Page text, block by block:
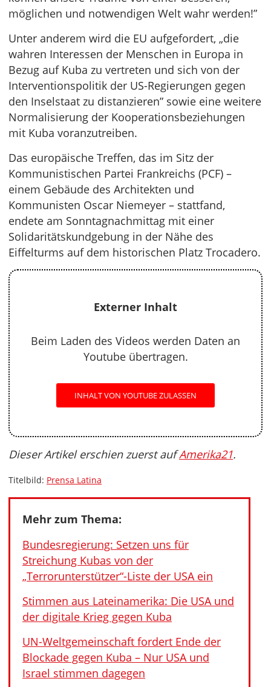
möglichen und notwendigen Welt wahr werden!”
Unter anderem wird die EU aufgefordert, „die
wahren Interessen der Menschen in Europa in
Bezug auf Kuba zu vertreten und sich von der
Interventionspolitik der US-Regierungen gegen
den Inselstaat zu distanzieren” sowie eine weitere
Normalisierung der Kooperationsbeziehungen
mit Kuba voranzutreiben.
Das europäische Treffen, das im Sitz der
Kommunistischen Partei Frankreichs (PCF) –
einem Gebäude des Architekten und
Kommunisten Oscar Niemeyer – stattfand,
endete am Sonntagnachmittag mit einer
Solidaritätskundgebung in der Nähe des
Eiffelturms auf dem historischen Platz Trocadero.
Externer Inhalt
Beim Laden des Videos werden Daten an
Youtube übertragen.
INHALT VON YOUTUBE ZULASSEN
Dieser Artikel erschien zuerst aufAmerika21.
Titelbild: Prensa Latina
Mehr zum Thema:
Bundesregierung: Setzen uns für
Streichung Kubas von der
„Terrorunterstützer“-Liste der USA ein
Stimmen aus Lateinamerika: Die USA und
der digitale Krieg gegen Kuba
UN-Weltgemeinschaft fordert Ende der
Blockade gegen Kuba – Nur USA und
Israel stimmen dagegen